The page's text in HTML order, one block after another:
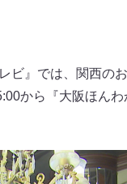
ビ』では、関西の
から『大阪ほん